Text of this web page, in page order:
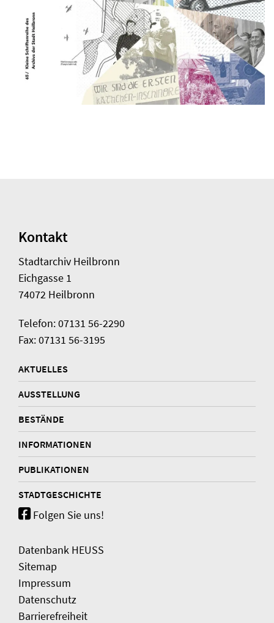
Kontakt
Stadtarchiv Heilbronn
Eichgasse 1
74072 Heilbronn
Telefon: 07131 56-2290
Fax: 07131 56-3195
AKTUELLES
AUSSTELLUNG
BESTÄNDE
INFORMATIONEN
PUBLIKATIONEN
STADTGESCHICHTE
Folgen Sie uns!
Datenbank HEUSS
Sitemap
Impressum
Datenschutz
Barrierefreiheit